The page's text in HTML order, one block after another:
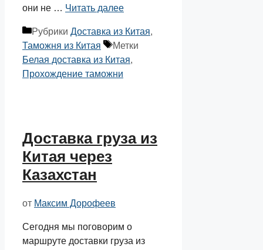
они не … Читать далее
Рубрики Доставка из Китая,
Таможня из Китая
Метки
Белая доставка из Китая,
Прохождение таможни
Доставка груза из
Китая через
Казахстан
от Максим Дорофеев
Сегодня мы поговорим о
маршруте доставки груза из